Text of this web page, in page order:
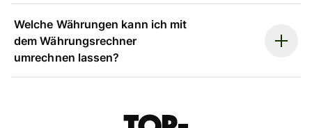
Welche Währungen kann ich mit
dem Währungsrechner
umrechnen lassen?